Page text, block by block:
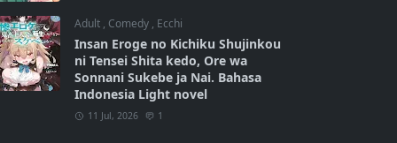
Adult , Comedy , Ecchi
Insan Eroge no Kichiku Shujinkou
ni Tensei Shita kedo, Ore wa
Sonnani Sukebe ja Nai. Bahasa
Indonesia Light novel
11 Jul, 2026 1